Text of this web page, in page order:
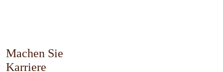
Machen Sie
Karriere